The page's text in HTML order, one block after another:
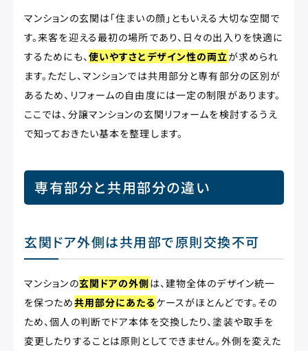
マンションの玄関は「住まいの顔」ともいえる大切な空間で
す。来客を迎える最初の場所であり、日々の出入りを快適に
するためにも、使いやすさとデザイン性の両立が求められ
ます。ただし、マンションでは共用部分と専有部分の区別が
あるため、リフォームの自由度には一定の制限があります。
ここでは、分譲マンションの玄関リフォームを検討するうえ
で知っておきたい基本を整理します。
専有部分と共用部分の違い
玄関ドア外側は共用部で原則交換不可
マンションの玄関ドアの外側は、建物全体のデザイン統一
を保つため共用部分にあたるケースがほとんどです。その
ため、個人の判断でドア本体を交換したり、塗装や取手を
変更したりすることは原則としてできません。外側を変えた